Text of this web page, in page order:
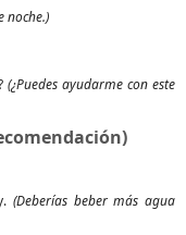
noche.)
(¿Puedes ayudarme con este
(Deberías beber más agua